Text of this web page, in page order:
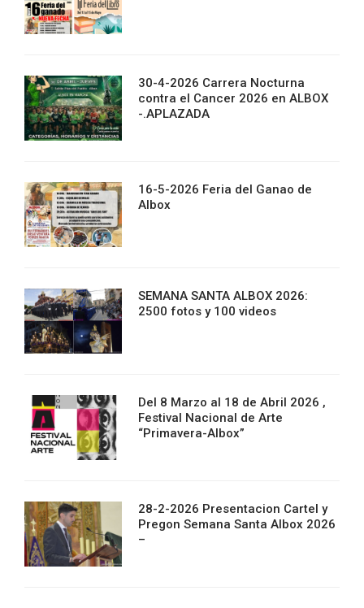
30-4-2026 Carrera Nocturna
contra el Cancer 2026 en ALBOX
-.APLAZADA
16-5-2026 Feria del Ganao de
Albox
SEMANA SANTA ALBOX 2026:
2500 fotos y 100 videos
Del 8 Marzo al 18 de Abril 2026 ,
Festival Nacional de Arte
“Primavera-Albox”
28-2-2026 Presentacion Cartel y
Pregon Semana Santa Albox 2026
–